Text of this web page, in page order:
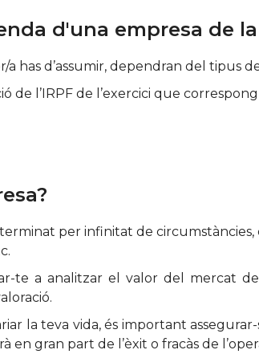
d'una empresa de
a has d’assumir, dependran del tipus
de l’IRPF de l’exercici que
per infinitat de
te a analitzar el valor del mercat
la teva vida, és important
en gran part de l’èxit o fracàs de